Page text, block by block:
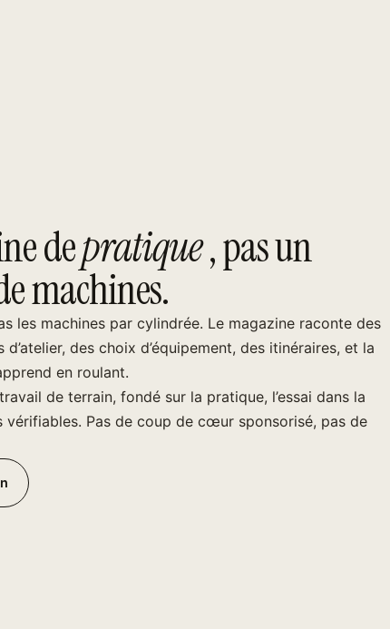
depratique, pas un
machines.
les machines par cylindrée. Le magazine raconte des
d’atelier, des choix d’équipement, des itinéraires, et la
en roulant.
de terrain, fondé sur la pratique, l’essai dans la
vérifiables. Pas de coup de cœur sponsorisé, pas de